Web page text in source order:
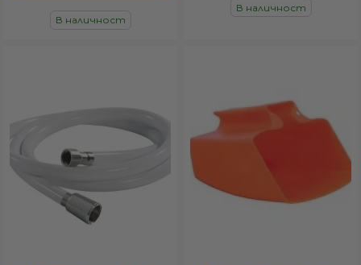
В наличност
В наличност